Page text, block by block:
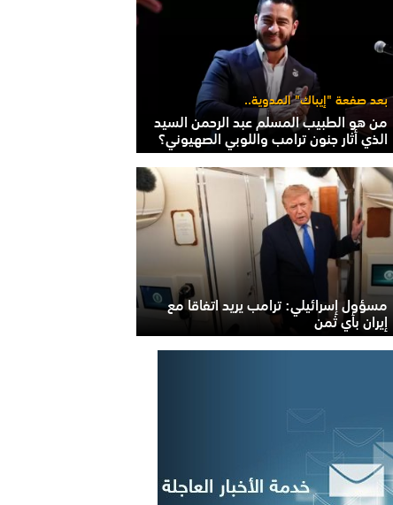
بعد صفعة "إيباك" المدوية..
من هو الطبيب المسلم عبد الرحمن السيد
الذي أثار جنون ترامب واللوبي الصهيوني؟
مسؤول إسرائيلي: ترامب يريد اتفاقا مع
إيران بأي ثمن